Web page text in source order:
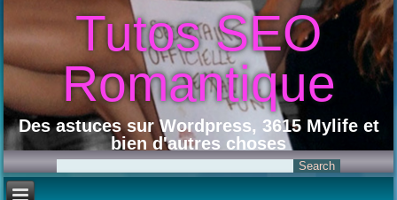
Tutos SEO
Romantique
Des astuces sur Wordpress, 3615 Mylife et
bien d'autres choses